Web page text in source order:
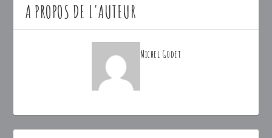
A PROPOS DE L'AUTEUR
Michel Godet